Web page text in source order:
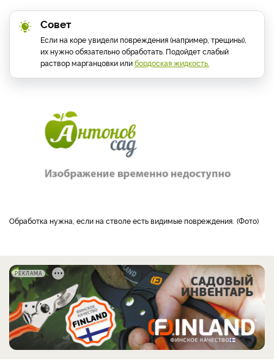
Совет
Если на коре увидели повреждения (например, трещины),
их нужно обязательно обработать. Подойдет слабый
раствор марганцовки илибордоская жидкость.
Обработка нужна, если на стволе есть видимые повреждения. Фото
РЕКЛАМА